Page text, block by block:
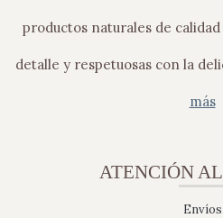
productos naturales de
detalle y respetuosas con la
más
ATENCIÓN
Envíos